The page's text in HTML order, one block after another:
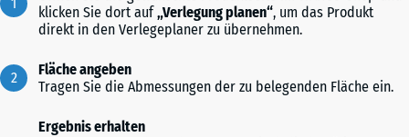
klicken Sie dort auf„Verlegung planen“, um das Produkt
direkt in den Verlegeplaner zu übernehmen.
Fläche angeben
Tragen Sie die Abmessungen der zu belegenden Fläche ein.
Ergebnis erhalten